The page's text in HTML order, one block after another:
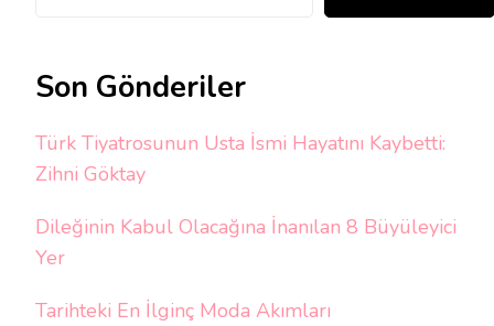
Son Gönderiler
Türk Tiyatrosunun Usta İsmi Hayatını Kaybetti:
Zihni Göktay
Dileğinin Kabul Olacağına İnanılan 8 Büyüleyici
Yer
Tarihteki En İlginç Moda Akımları